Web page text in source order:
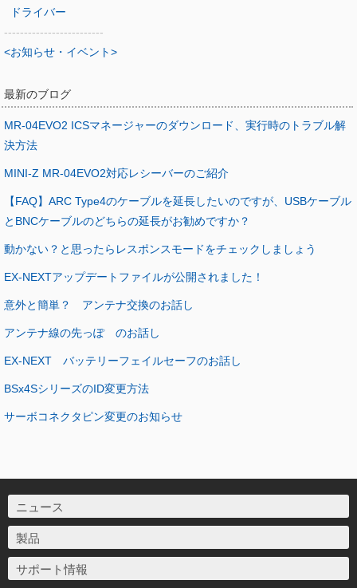
ドライバー
-------------------------
<お知らせ・イベント>
最新のブログ
MR-04EVO2 ICSマネージャーのダウンロード、実行時のトラブル解
決方法
MINI-Z MR-04EVO2対応レシーバーのご紹介
【FAQ】ARC Type4のケーブルを延長したいのですが、USBケーブル
とBNCケーブルのどちらの延長がお勧めですか？
動かない？と思ったらレスポンスモードをチェックしましょう
EX-NEXTアップデートファイルが公開されました！
意外と簡単？ アンテナ交換のお話し
アンテナ線の先っぽ のお話し
EX-NEXT バッテリーフェイルセーフのお話し
BSx4SシリーズのID変更方法
サーボコネクタピン変更のお知らせ
ニュース
製品
サポート情報